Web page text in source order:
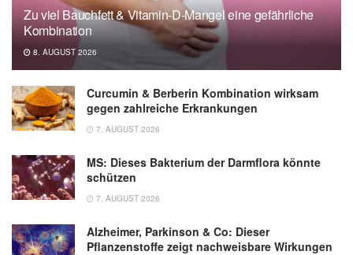
Zu viel Bauchfett & Vitamin-D-Mangel eine gefährliche
Kombination
8. AUGUST 2026
Curcumin & Berberin Kombination wirksam
gegen zahlreiche Erkrankungen
7. AUGUST 2026
MS: Dieses Bakterium der Darmflora könnte
schützen
7. AUGUST 2026
Alzheimer, Parkinson & Co: Dieser
Pflanzenstoffe zeigt nachweisbare Wirkungen